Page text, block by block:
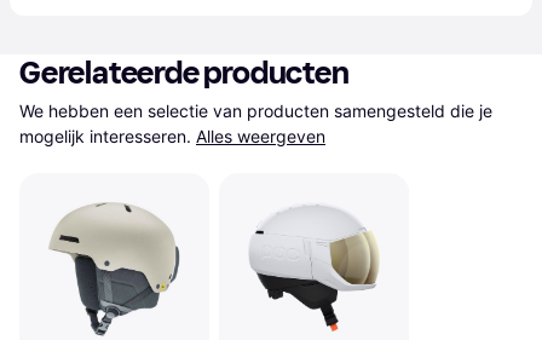
Gerelateerde producten
We hebben een selectie van producten samengesteld die je
mogelijk interesseren. Alles weergeven